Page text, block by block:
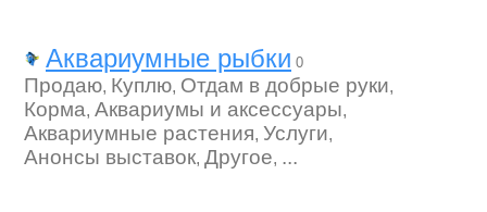
Аквариумные рыбки 0
Продаю, Куплю, Отдам в добрые руки,
Корма, Аквариумы и аксессуары,
Аквариумные растения, Услуги,
Анонсы выставок, Другое, ...